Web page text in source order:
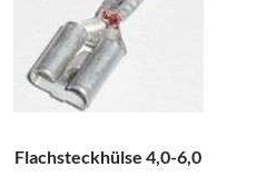
Flachsteckhülse 4,0-6,0